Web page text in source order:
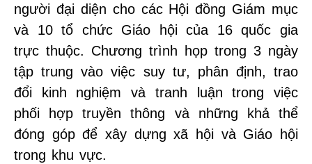
người đại diện cho các Hội đồng Giám mục
và 10 tổ chức Giáo hội của 16 quốc gia
trực thuộc. Chương trình họp trong 3 ngày
tập trung vào việc suy tư, phân định, trao
đổi kinh nghiệm và tranh luận trong việc
phối hợp truyền thông và những khả thể
đóng góp để xây dựng xã hội và Giáo hội
trong khu vực.